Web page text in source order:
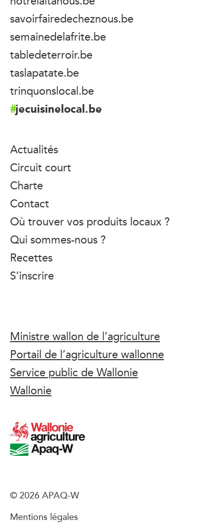
savoirfairedecheznous.be
semainedelafrite.be
tabledeterroir.be
taslapatate.be
trinquonslocal.be
jecuisinelocal.be
Actualités
Circuit court
Charte
Contact
Où trouver vos produits locaux ?
Qui sommes-nous ?
Recettes
S’inscrire
Ministre wallon de l’agriculture
Portail de l’agriculture wallonne
Service public de Wallonie
Wallonie
© 2026 APAQ-W
Mentions légales